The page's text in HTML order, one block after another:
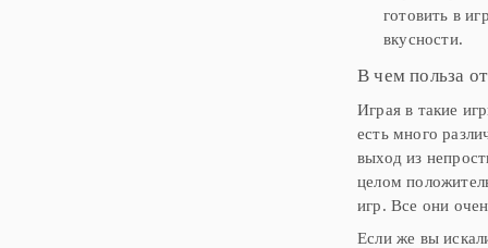
готовить в
вкусности.
В чем польза
Играя в такие
есть много
выход из
целом
игр. Все они
Если же вы